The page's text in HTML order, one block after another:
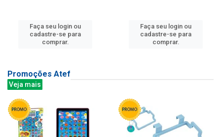
Faça seu login ou
cadastre-se para
comprar.
Faça seu login ou
cadastre-se para
comprar.
Promoções Atef
Veja mais